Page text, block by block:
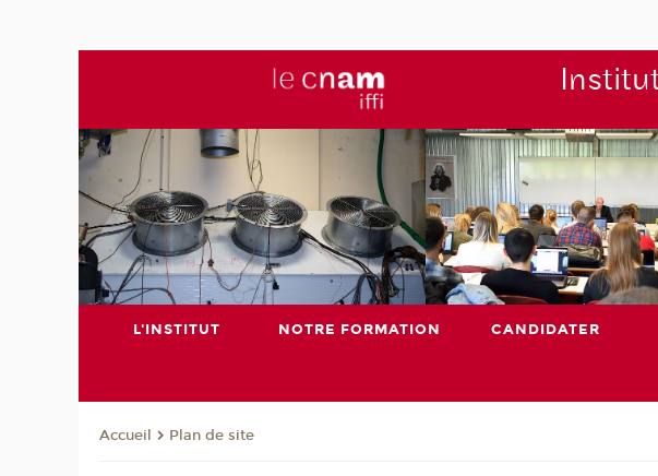
L'INSTITUT NOTRE FORMATION CANDIDATER
Accueil Plan de site